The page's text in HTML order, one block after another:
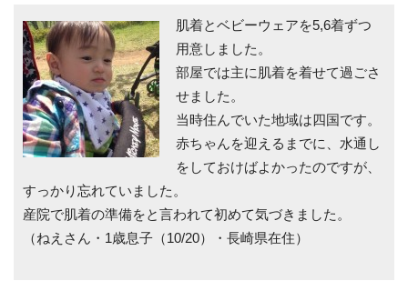
肌着とベビーウェアを5,6着ずつ
用意しました。
部屋では主に肌着を着せて過ごさ
せました。
当時住んでいた地域は四国です。
赤ちゃんを迎えるまでに、水通し
をしておけばよかったのですが、
すっかり忘れていました。
産院で肌着の準備をと言われて初めて気づきました。
（ねえさん・1歳息子（10/20）・長崎県在住）